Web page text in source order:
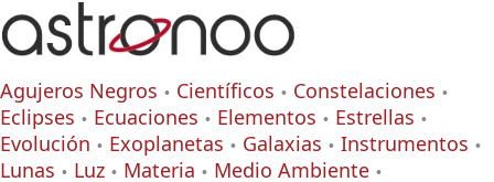
Agujeros Negros Científicos
Constelaciones
Eclipses
Ecuaciones Elementos
Estrellas
Evolución
Exoplanetas Galaxias
Instrumentos
Lunas
Luz Materia
Medio Ambiente